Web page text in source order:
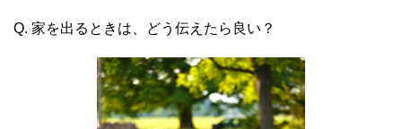
Q. 家を出るときは、どう伝えたら良い？